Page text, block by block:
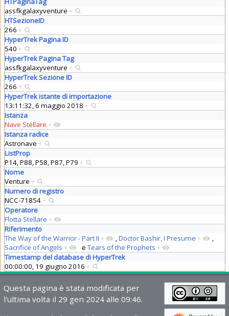
assfkgalaxyventure +
HTSezioneID
266 +
HyperTrek Pagina ID
540 +
HyperTrek Pagina Tag
assfkgalaxyventure +
HyperTrek Sezione ID
266 +
HyperTrek istante di importazione
13:11:32, 6 maggio 2018 +
Istanza
Nave Stellare +
Istanza radice
Astronave +
ListProp
P14, P88, P58, P87, P79 +
Nome
Venture +
Numero di registro
NCC-71854+
Operatore
Flotta Stellare +
Riferimento
The Way of the Warrior - Part II + ,Doctor Bashir, I Presume +
,
Sacrifice of Angels + eTears of the Prophets +
Timestamp del database di HyperTrek
00:00:00, 19 giugno 2016 +
Questa pagina è stata modificata per
l'ultima volta il 29 gen 2024 alle 09:46.